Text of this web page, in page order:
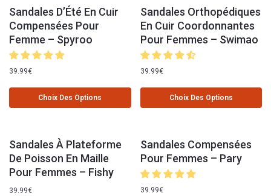
Sandales D’Été En Cuir
Compensées Pour
Femme – Spyroo
39.99€
Choix Des Options
Sandales Orthopédiques
En Cuir Coordonnantes
Pour Femmes – Swimao
39.99€
Choix Des Options
Sandales À Plateforme
De Poisson En Maille
Pour Femmes – Fishy
39.99€
Sandales Compensées
Pour Femmes – Pary
39.99€